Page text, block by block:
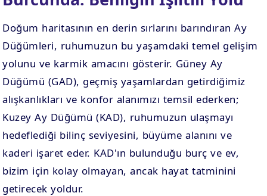
EV4. EV
Doğum haritasının en derin sırlarını barındıran Ay
Düğümleri, ruhumuzun bu yaşamdaki temel gelişim
yolunu ve karmik amacını gösterir. Güney Ay
Düğümü (GAD), geçmiş yaşamlardan getirdiğimiz
alışkanlıkları ve konfor alanımızı temsil ederken;
Kuzey Ay Düğümü (KAD), ruhumuzun ulaşmayı
hedeflediği bilinç seviyesini, büyüme alanını ve
kaderi işaret eder. KAD'ın bulunduğu burç ve ev,
bizim için kolay olmayan, ancak hayat tatminini
getirecek yoldur.